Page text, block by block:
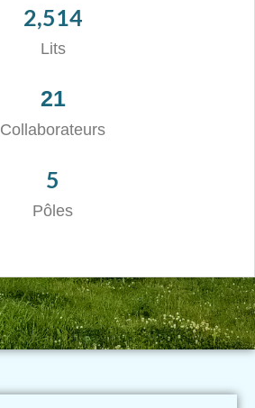
Lits
2,514
Collaborateurs
21
Pôles
5